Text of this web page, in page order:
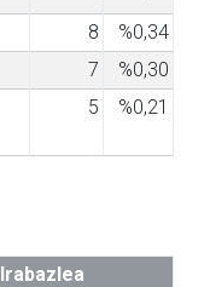
8
%0,34
7
%0,30
5 %0,21
Irabazlea